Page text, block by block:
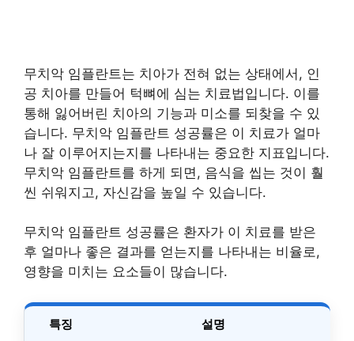
무치악 임플란트는 치아가 전혀 없는 상태에서, 인
공 치아를 만들어 턱뼈에 심는 치료법입니다. 이를
통해 잃어버린 치아의 기능과 미소를 되찾을 수 있
습니다. 무치악 임플란트 성공률은 이 치료가 얼마
나 잘 이루어지는지를 나타내는 중요한 지표입니다.
무치악 임플란트를 하게 되면, 음식을 씹는 것이 훨
씬 쉬워지고, 자신감을 높일 수 있습니다.
무치악 임플란트 성공률은 환자가 이 치료를 받은
후 얼마나 좋은 결과를 얻는지를 나타내는 비율로,
영향을 미치는 요소들이 많습니다.
특징 설명